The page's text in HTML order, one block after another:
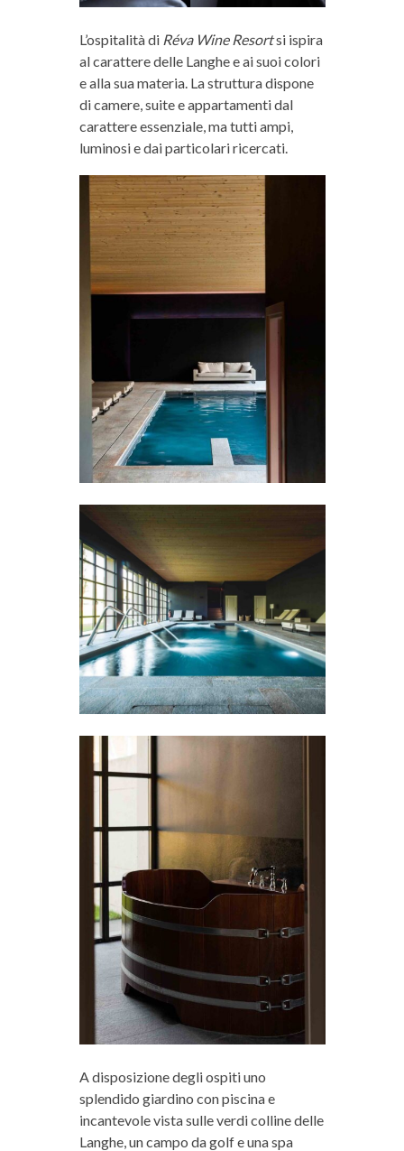
L’ospitalità di Réva Wine Resortsi ispira
al carattere delle Langhe e ai suoi colori
e alla sua materia. La struttura dispone
di camere, suite e appartamenti dal
carattere essenziale, ma tutti ampi,
luminosi e dai particolari ricercati.
A disposizione degli ospiti uno
splendido giardino con piscina e
incantevole vista sulle verdi colline delle
Langhe, un campo da golf e una spa